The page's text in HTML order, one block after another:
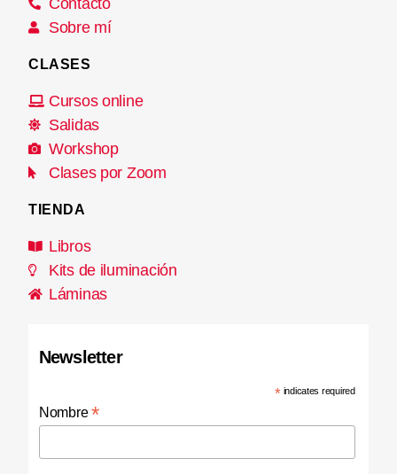
Sobre mí
CLASES
Cursos online
Salidas
Workshop
Clases por Zoom
TIENDA
Libros
Kits de iluminación
Láminas
Newsletter
*indicates required
Nombre*